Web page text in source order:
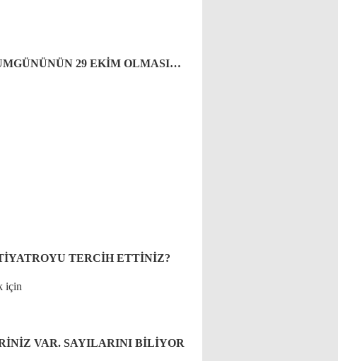
29 EKİM OLMASI…
TERCİH ETTİNİZ?
için
VAR. SAYILARINI BİLİYOR